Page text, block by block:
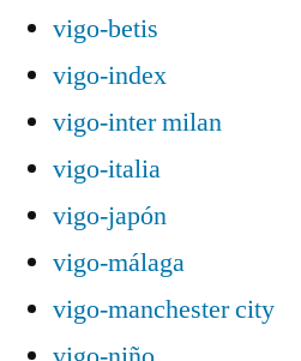
vigo-betis
vigo-index
vigo-inter milan
vigo-italia
vigo-japón
vigo-málaga
vigo-manchester city